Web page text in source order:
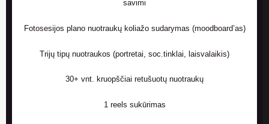
savimi
Fotosesijos plano nuotraukų koliažo sudarymas (moodboard’as)
Trijų tipų nuotraukos (portretai, soc.tinklai, laisvalaikis)
30+ vnt. kruopščiai retušuotų nuotraukų
1 reels sukūrimas